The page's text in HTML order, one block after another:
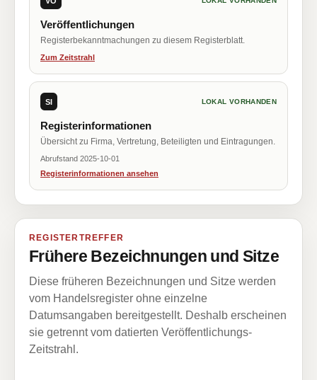
Veröffentlichungen
Registerbekanntmachungen zu diesem Registerblatt.
Zum Zeitstrahl
SI LOKAL VORHANDEN
Registerinformationen
Übersicht zu Firma, Vertretung, Beteiligten und Eintragungen.
Abrufstand 2025-10-01
Registerinformationen ansehen
REGISTERTREFFER
Frühere Bezeichnungen und Sitze
Diese früheren Bezeichnungen und Sitze werden
vom Handelsregister ohne einzelne
Datumsangaben bereitgestellt. Deshalb erscheinen
sie getrennt vom datierten Veröffentlichungs-
Zeitstrahl.